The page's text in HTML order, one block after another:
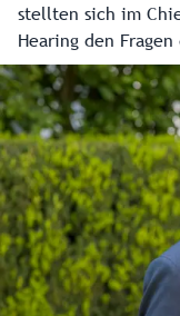
stellten sich im
Hearing den
Mandatare waren
Zusammensetzung
mit allen